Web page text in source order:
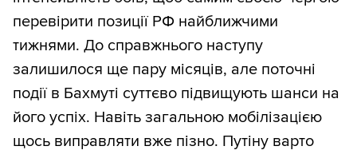
перевірити позиції РФ найближчими
тижнями. До справжнього наступу
залишилося ще пару місяців, але поточні
події в Бахмуті суттєво підвищують шанси на
його успіх. Навіть загальною мобілізацією
щось виправляти вже пізно. Путіну варто